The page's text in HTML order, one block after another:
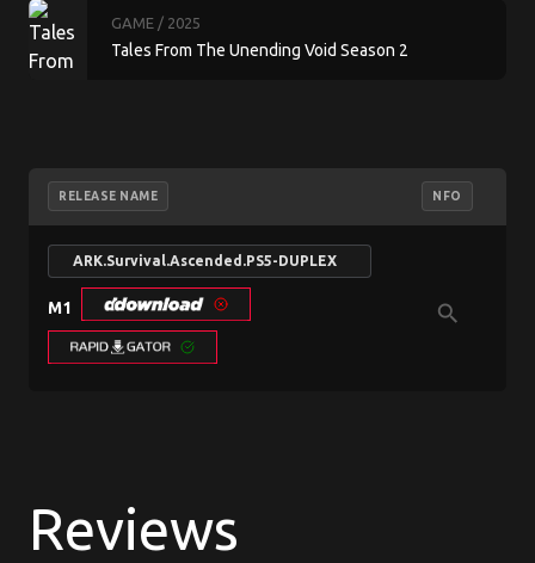
GAME / 2025
Tales From The Unending Void Season 2
RELEASE NAME NFO
ARK.Survival.Ascended.PS5-DUPLEX
M1 search
Reviews